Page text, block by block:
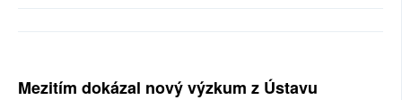
Mezitím dokázal nový výzkum z Ústavu